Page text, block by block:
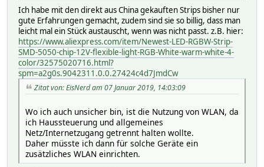
Ich habe mit den direkt aus China gekauften Strips bisher nur
gute Erfahrungen gemacht, zudem sind sie so billig, dass man
leicht mal ein Stück austauscht, wenn was nicht passt. z.B. hier:
https://www.aliexpress.com/item/Newest-LED-RGBW-Strip-
SMD-5050-chip-12V-flexible-light-RGB-White-warm-white-4-
color/32575020716.html?
spm=a2g0s.9042311.0.0.27424c4d7JmdCw
Zitat von: EisNerd am 07 Januar 2019, 14:03:09
Wo ich auch unsicher bin, ist die Nutzung von WLAN, da
ich Haussteuerung und allgemeines
Netz/Internetzugang getrennt halten wollte.
Daher müsste ich dann für solche Geräte ein
zusätzliches WLAN einrichten.